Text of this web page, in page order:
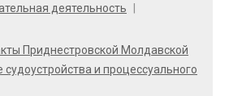
деятельность
Приднестровской Молдавской
и процессуального